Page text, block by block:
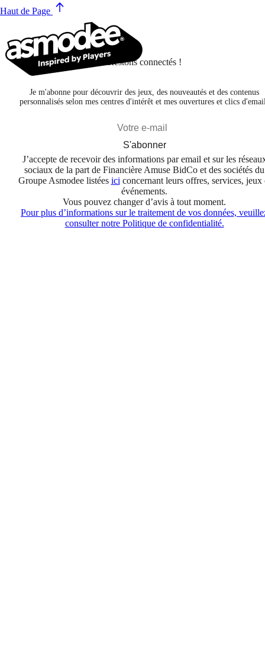
Haut de Page
Restons connectés !
Je m'abonne pour découvrir des jeux, des nouveautés et des contenus
personnalisés selon mes centres d'intérêt et mes ouvertures et clics
S'abonner
J’accepte de recevoir des informations par email et sur les
sociaux de la part de Financière Amuse BidCo et des sociétés du
Groupe Asmodee listées ici concernant leurs offres, services, jeux
événements.
Vous pouvez changer d’avis à tout moment.
Pour plus d’informations sur le traitement de vos données,
consulter notre Politique de confidentialité.